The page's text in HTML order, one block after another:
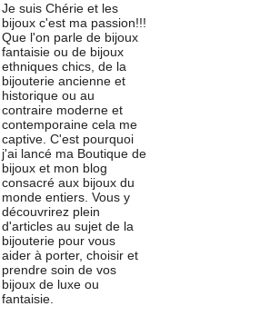
Je suis Chérie et les
bijoux c'est ma passion!!!
Que l'on parle de bijoux
fantaisie ou de bijoux
ethniques chics, de la
bijouterie ancienne et
historique ou au
contraire moderne et
contemporaine cela me
captive. C'est pourquoi
j'ai lancé ma Boutique de
bijoux et mon blog
consacré aux bijoux du
monde entiers. Vous y
découvrirez plein
d'articles au sujet de la
bijouterie pour vous
aider à porter, choisir et
prendre soin de vos
bijoux de luxe ou
fantaisie.